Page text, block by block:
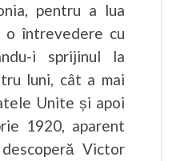
pentru a lua
o întrevedere cu
i sprijinul la
luni, cât a mai
Unite și apoi
1920, aparent
Victor